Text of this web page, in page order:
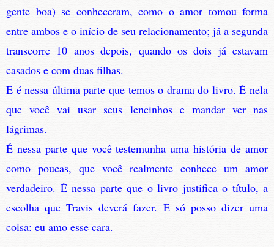
gente boa) se conheceram, como o amor tomou forma
entre ambos e o início de seu relacionamento; já a segunda
transcorre 10 anos depois, quando os dois já estavam
casados e com duas filhas.
E é nessa última parte que temos o drama do livro. É nela
que você vai usar seus lencinhos e mandar ver nas
lágrimas.
É nessa parte que você testemunha uma história de amor
como poucas, que você realmente conhece um amor
verdadeiro. É nessa parte que o livro justifica o título, a
escolha que Travis deverá fazer. E só posso dizer uma
coisa: eu amo esse cara.